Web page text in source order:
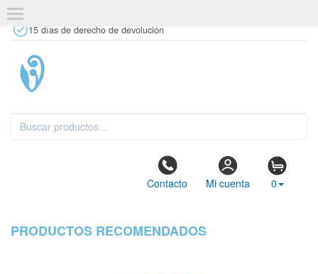
15 días de derecho de devolución
Contacto Mi cuenta 0
PRODUCTOS RECOMENDADOS